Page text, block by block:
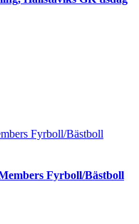
Fyrboll/Bästboll
Fyrboll/Bästboll